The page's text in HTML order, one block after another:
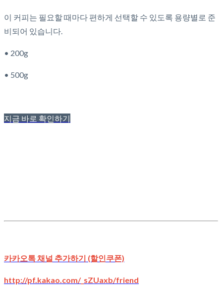
이 커피는 필요할 때마다 편하게 선택할 수 있도록 용량별로 준
비되어 있습니다.
• 200g
• 500g
지금 바로 확인하기
카카오톡 채널 추가하기 (할인쿠폰)
http://pf.kakao.com/_sZUaxb/friend